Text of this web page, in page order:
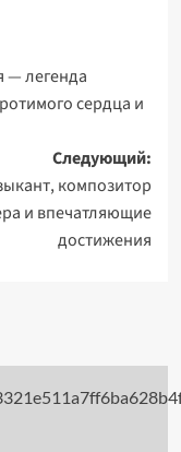
— легенда
сердца и
Следующий:
композитор
и впечатляющие
достижения